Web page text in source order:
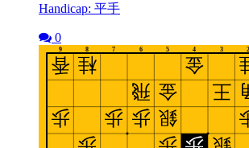
Handicap: 平手
0